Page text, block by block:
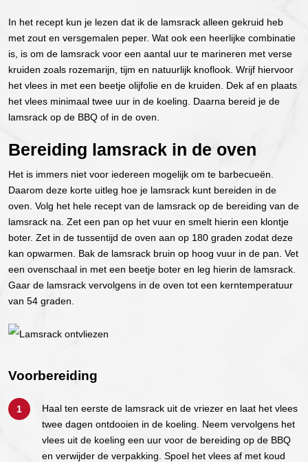
In het recept kun je lezen dat ik de lamsrack alleen gekruid heb
met zout en versgemalen peper. Wat ook een heerlijke combinatie
is, is om de lamsrack voor een aantal uur te marineren met verse
kruiden zoals rozemarijn, tijm en natuurlijk knoflook. Wrijf hiervoor
het vlees in met een beetje olijfolie en de kruiden. Dek af en plaats
het vlees minimaal twee uur in de koeling. Daarna bereid je de
lamsrack op de BBQ of in de oven.
Bereiding lamsrack in de oven
Het is immers niet voor iedereen mogelijk om te barbecueën.
Daarom deze korte uitleg hoe je lamsrack kunt bereiden in de
oven. Volg het hele recept van de lamsrack op de bereiding van de
lamsrack na. Zet een pan op het vuur en smelt hierin een klontje
boter. Zet in de tussentijd de oven aan op 180 graden zodat deze
kan opwarmen. Bak de lamsrack bruin op hoog vuur in de pan. Vet
een ovenschaal in met een beetje boter en leg hierin de lamsrack.
Gaar de lamsrack vervolgens in de oven tot een kerntemperatuur
van 54 graden.
Voorbereiding
Haal ten eerste de lamsrack uit de vriezer en laat het vlees
twee dagen ontdooien in de koeling. Neem vervolgens het
vlees uit de koeling een uur voor de bereiding op de BBQ
en verwijder de verpakking. Spoel het vlees af met koud